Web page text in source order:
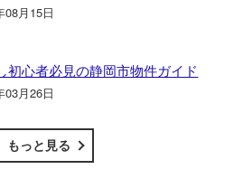
08月15日
初心者必見の静岡市物件ガイド
03月26日
もっと見る